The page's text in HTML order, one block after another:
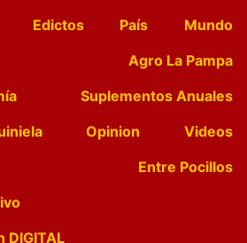
Edictos País
Mundo
Agro La Pampa
Suplementos Anuales
Opinion
Videos
Entre Pocillos
DIGITAL